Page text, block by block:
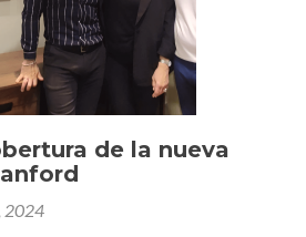
de la nueva
2024